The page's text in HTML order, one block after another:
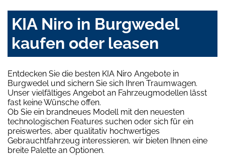
KIA Niro in Burgwedel
kaufen oder leasen
Entdecken Sie die besten KIA Niro Angebote in
Burgwedel und sichern Sie sich Ihren Traumwagen.
Unser vielfältiges Angebot an Fahrzeugmodellen lässt
fast keine Wünsche offen.
Ob Sie ein brandneues Modell mit den neuesten
technologischen Features suchen oder sich für ein
preiswertes, aber qualitativ hochwertiges
Gebrauchtfahrzeug interessieren, wir bieten Ihnen eine
breite Palette an Optionen.